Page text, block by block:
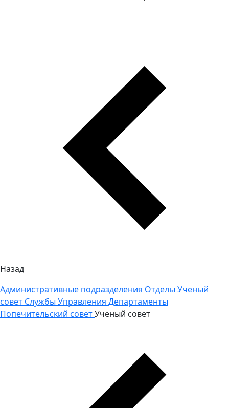
Назад
Административные подразделения Отделы Ученый
совет Службы Управления Департаменты
Попечительский советУченый совет